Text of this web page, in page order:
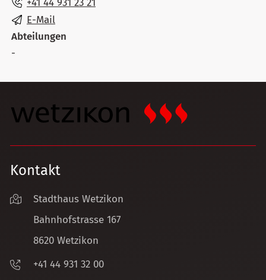
+41 44 931 23 21
E-Mail
Abteilungen
-
Kontakt
Stadthaus Wetzikon
Bahnhofstrasse 167
8620 Wetzikon
+41 44 931 32 00